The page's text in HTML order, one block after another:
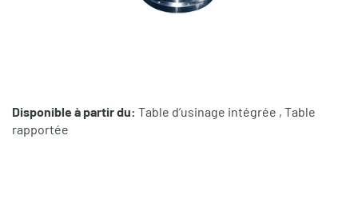
Disponible à partir du: Table d’usinage intégrée , Table
rapportée